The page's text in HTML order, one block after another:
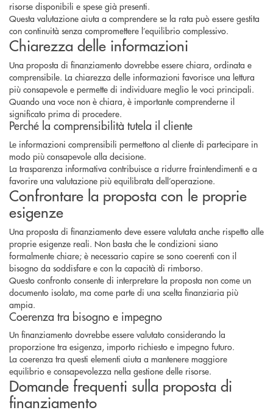
risorse disponibili e spese già presenti.
Questa valutazione aiuta a comprendere se la rata può essere gestita
con continuità senza compromettere l’equilibrio complessivo.
Chiarezza delle informazioni
Una proposta di finanziamento dovrebbe essere chiara, ordinata e
comprensibile. La chiarezza delle informazioni favorisce una lettura
più consapevole e permette di individuare meglio le voci principali.
Quando una voce non è chiara, è importante comprenderne il
significato prima di procedere.
Perché la comprensibilità tutela il cliente
Le informazioni comprensibili permettono al cliente di partecipare in
modo più consapevole alla decisione.
La trasparenza informativa contribuisce a ridurre fraintendimenti e a
favorire una valutazione più equilibrata dell’operazione.
Confrontare la proposta con le proprie
esigenze
Una proposta di finanziamento deve essere valutata anche rispetto alle
proprie esigenze reali. Non basta che le condizioni siano
formalmente chiare; è necessario capire se sono coerenti con il
bisogno da soddisfare e con la capacità di rimborso.
Questo confronto consente di interpretare la proposta non come un
documento isolato, ma come parte di una scelta finanziaria più
ampia.
Coerenza tra bisogno e impegno
Un finanziamento dovrebbe essere valutato considerando la
proporzione tra esigenza, importo richiesto e impegno futuro.
La coerenza tra questi elementi aiuta a mantenere maggiore
equilibrio e consapevolezza nella gestione delle risorse.
Domande frequenti sulla proposta di
finanziamento